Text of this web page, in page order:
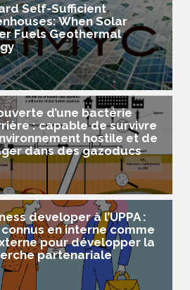
Self-Sufficient
When Solar
Fuels Geothermal
d’une bactérie
: capable de survivre
hostile et de
dans des gazoducs
developer à l’UPPA :
en interne comme
pour développer la
partenariale